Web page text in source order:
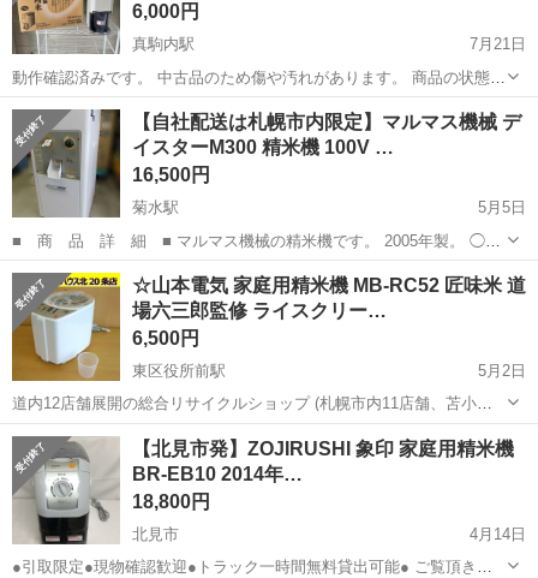
6,000円
真駒内駅
7月21日
動作確認済みです。 中古品のため傷や汚れがあります。 商品の状態は
中古品になります。 完璧をお求めの方はご遠慮ください。 南区の藤野
まで引き取り希望です。 市内配送【2000円〜】などもさせて頂きます
のでご連絡お待ちし...
北海道 札幌市 真駒内駅 キッチン家電
【自社配送は札幌市内限定】マルマス機械 デ
イスターM300 精米機 100V …
16,500円
菊水駅
5月5日
■ 商 品 詳 細 ■ マルマス機械の精米機です。 2005年製。 ◯本
体サイズ：幅35×奥行50×高さ78㎝ ※重量は記載、資料等なく不明で
すが、持った感じで15～20kg程度のようです。 【状態】 ...
北海道 札幌市 菊水駅 キッチン家電
☆山本電気 家庭用精米機 MB-RC52 匠味米 道
場六三郎監修 ライスクリー…
6,500円
東区役所前駅
5月2日
道内12店舗展開の総合リサイクルショップ (札幌市内11店舗、苫小牧1
店舗) アウトレットモノハウス北20条店です。 ☆山本電気 家庭用精米
機 MB-RC52 匠味米 道場六三郎監修 ライスクリーナー 白 5合 ホ...
北海道 札幌市 東区役所前駅 キッチン家電 白米
【北見市発】ZOJIRUSHI 象印 家庭用精米機
BR-EB10 2014年…
18,800円
北見市
4月14日
●引取限定●現物確認歓迎●トラック一時間無料貸出可能● ご覧頂きあ